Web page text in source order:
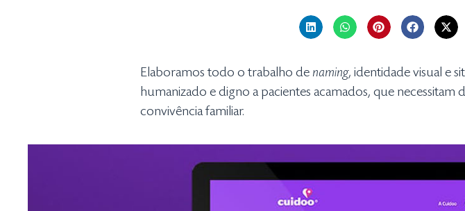
Elaboramos todo o trabalho de naming, identidade visual e
humanizado e digno a pacientes acamados, que
convivência familiar.